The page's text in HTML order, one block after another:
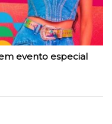
evento especial